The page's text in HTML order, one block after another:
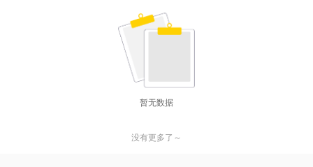
暂无数据
没有更多了～